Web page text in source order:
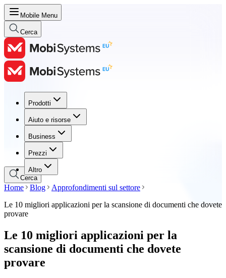
Mobile Menu
Cerca
Prodotti
Aiuto e risorse
Business
Prezzi
Altro
Prodotti
Aiuto e risorse
Business
Prezzi
Cerca
Home Blog
Approfondimenti sul settore
Le 10 migliori applicazioni per la scansione di documenti che dovete
provare
Le 10 migliori applicazioni per la
scansione di documenti che dovete
provare